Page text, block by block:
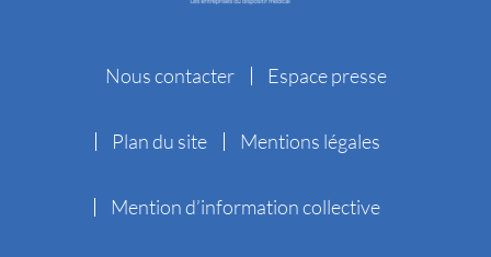
Nous contacter Espace presse
Plan du site Mentions légales
Mention d’information collective